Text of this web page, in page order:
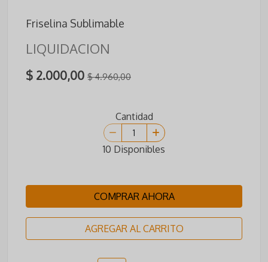
Friselina Sublimable
LIQUIDACION
$ 2.000,00 $ 4.960,00
Cantidad
10 Disponibles
COMPRAR AHORA
AGREGAR AL CARRITO